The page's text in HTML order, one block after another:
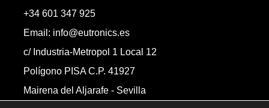
+34 601 347 925
Email: info@eutronics.es
c/ Industria-Metropol 1 Local 12
Polígono PISA C.P. 41927
Mairena del Aljarafe - Sevilla